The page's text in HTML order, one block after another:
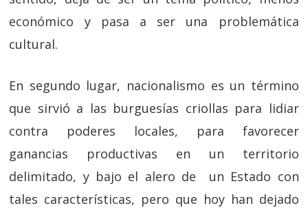
económico y pasa a ser una problemática
cultural.
En segundo lugar, nacionalismo es un término
que sirvió a las burguesías criollas para lidiar
contra poderes locales, para favorecer
ganancias productivas en un territorio
delimitado, y bajo el alero de un Estado con
tales características, pero que hoy han dejado